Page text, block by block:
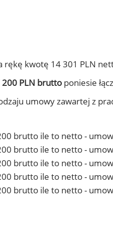
rękę kwotę 14 301 PLN
200 PLN brutto poniesie
umowy zawartej z
brutto ile to netto -
brutto ile to netto -
brutto ile to netto -
brutto ile to netto -
brutto ile to netto -